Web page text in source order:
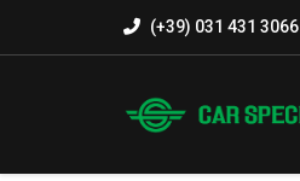
(+39) 031 431 3066